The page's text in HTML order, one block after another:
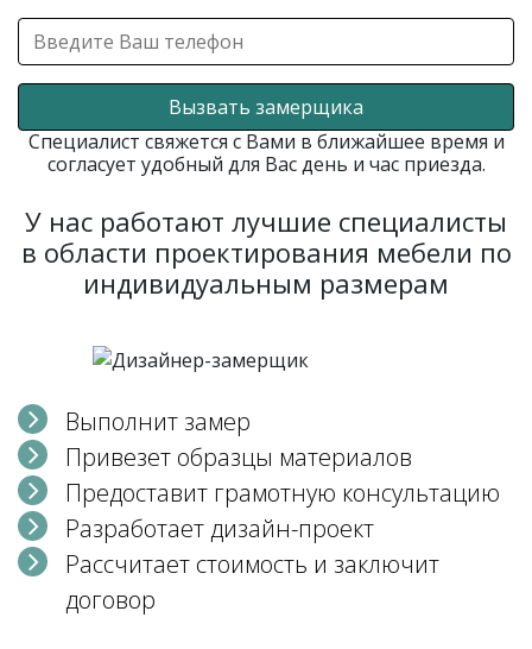
Вызвать замерщика
Специалист свяжется с Вами в ближайшее время и
согласует удобный для Вас день и час приезда.
У нас работают лучшие специалисты
в области проектирования мебели по
индивидуальным размерам
Выполнит замер
Привезет образцы материалов
Предоставит грамотную консультацию
Разработает дизайн-проект
Рассчитает стоимость и заключит
договор